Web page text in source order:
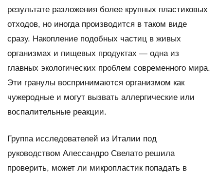
результате разложения более крупных пластиковых
отходов, но иногда производится в таком виде
сразу. Накопление подобных частиц в живых
организмах и пищевых продуктах — одна из
главных экологических проблем современного мира.
Эти гранулы воспринимаются организмом как
чужеродные и могут вызвать аллергические или
воспалительные реакции.
Группа исследователей из Италии под
руководством Алессандро Свелато решила
проверить, может ли микропластик попадать в